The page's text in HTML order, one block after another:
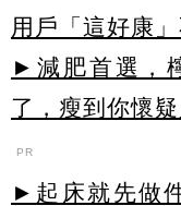
用戶「這好康
►減肥首選，
了，瘦到你懷
PR
►起床就先做